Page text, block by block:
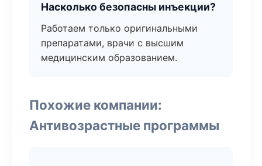
Насколько безопасны инъекции?
Работаем только оригинальными
препаратами, врачи с высшим
медицинским образованием.
Похожие компании:
Антивозрастные программы